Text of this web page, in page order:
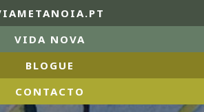
VIDA NOVA
BLOGUE
CONTACTO